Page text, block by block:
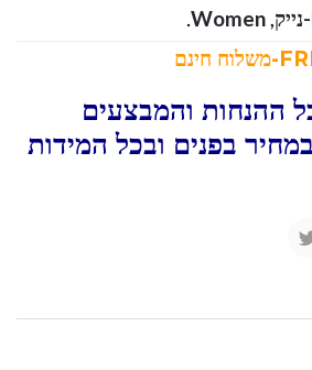
,
Women
.
ההנחות והמבצעים
בפנים ובכל המידות